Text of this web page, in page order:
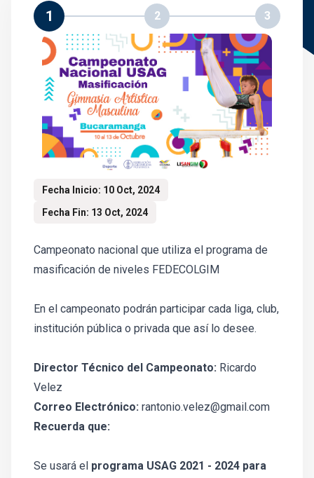
1 2 3
Fecha Inicio: 10 Oct, 2024
Fecha Fin: 13 Oct, 2024
Campeonato nacional que utiliza el programa de
masificación de niveles FEDECOLGIM
En el campeonato podrán participar cada liga, club,
institución pública o privada que así lo desee.
Director Técnico del Campeonato: Ricardo
Velez
Correo Electrónico: rantonio.velez@gmail.com
Recuerda que:
Se usará el programa USAG 2021 - 2024 para